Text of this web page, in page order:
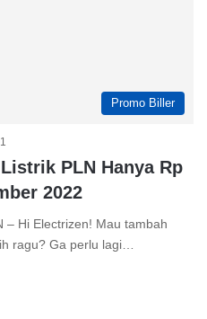
Promo Biller
PLN Hanya Rp
2022
– Hi Electrizen! Mau tambah
ragu? Ga perlu lagi…